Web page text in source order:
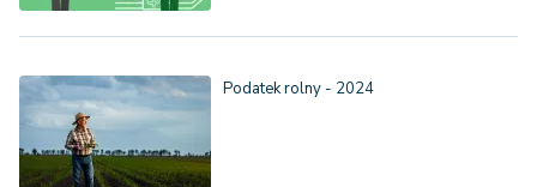
Podatek rolny - 2024